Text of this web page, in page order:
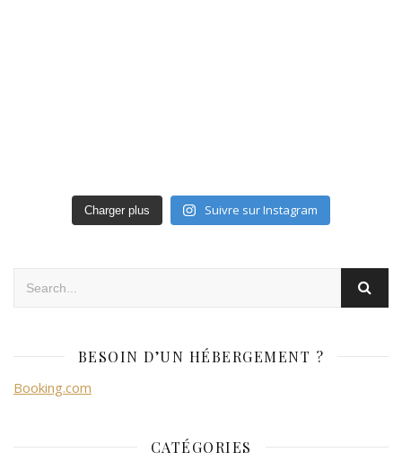
Charger plus Suivre sur Instagram
BESOIN D’UN HÉBERGEMENT ?
Booking.com
CATÉGORIES